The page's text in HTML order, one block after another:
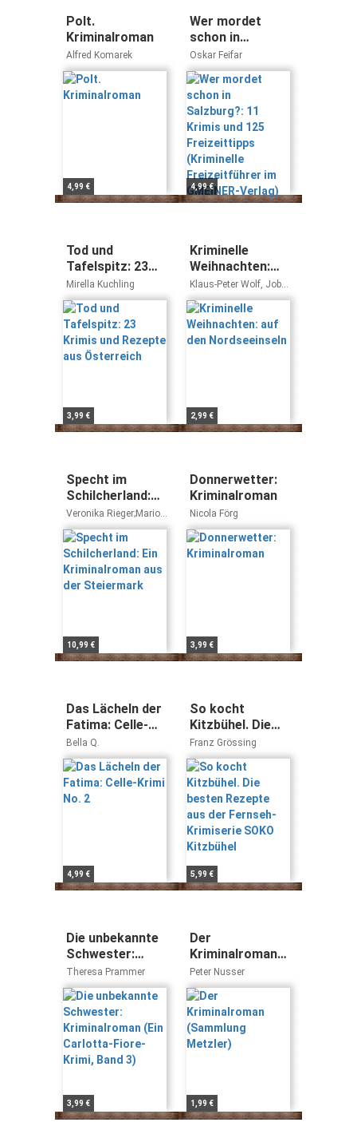
Polt.
Kriminalroman
Alfred Komarek
4,99 €
Wer mordet
schon in
Salzburg?: 11
Krimis und 125
Freizeittipps
(Kriminelle
Freizeitführer
im GMEINER-
Verlag)
Oskar Feifar
4,99 €
Tod und
Tafelspitz: 23
Krimis und
Rezepte aus
Österreich
Mirella Kuchling
3,99 €
Kriminelle
Weihnachten:
auf den
Nordseeinseln
Klaus-Peter Wolf, Jobst
Schlennstedt, Sina
Beerwald, Gudrun
Lerchbaum
2,99 €
Specht im
Schilcherland:
Ein
Kriminalroman
aus der
Steiermark
Veronika Rieger;Mario
Rieger
10,99 €
Donnerwetter:
Kriminalroman
Nicola Förg
3,99 €
Das Lächeln der
Fatima: Celle-
Krimi No. 2
Bella Q.
4,99 €
So kocht
Kitzbühel. Die
besten Rezepte
aus der Fernseh-
Krimiserie SOKO
Kitzbühel
Franz Grössing
5,99 €
Die unbekannte
Schwester:
Kriminalroman
(Ein Carlotta-
Fiore-Krimi,
Band 3)
Theresa Prammer
3,99 €
Der
Kriminalroman
(Sammlung
Metzler)
Peter Nusser
1,99 €